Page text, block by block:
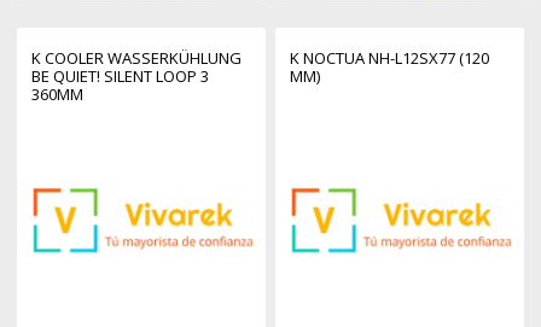
K COOLER WASSERKÜHLUNG
BE QUIET! SILENT LOOP 3
360MM
K NOCTUA NH-L12SX77 (120
MM)